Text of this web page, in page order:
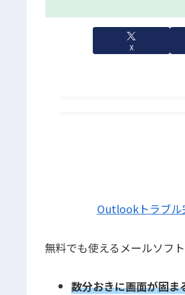
X
Outlookトラブル
無料でも使えるメールソフ
数分おきに画面が固ま